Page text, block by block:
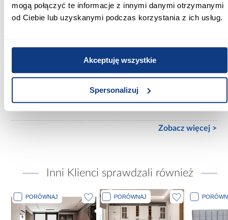
mogą połączyć te informacje z innymi danymi otrzymanymi
od Ciebie lub uzyskanymi podczas korzystania z ich usług.
Akceptuję wszystkie
Spersonalizuj
200x200
Rozmiar materaca [cm]:
200x200
Zobacz więcej >
Inni Klienci sprawdzali również
PORÓWNAJ PORÓWNAJ